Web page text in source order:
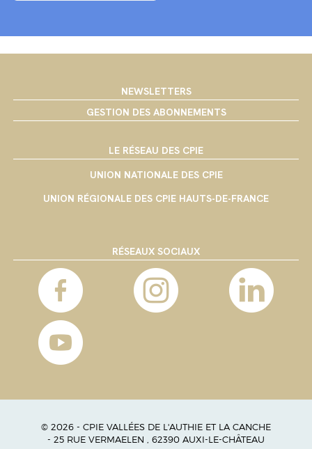
NEWSLETTERS
GESTION DES ABONNEMENTS
LE RÉSEAU DES CPIE
UNION NATIONALE DES CPIE
UNION RÉGIONALE DES CPIE HAUTS-DE-FRANCE
RÉSEAUX SOCIAUX
© 2026 - CPIE VALLÉES DE L'AUTHIE ET LA CANCHE
- 25 RUE VERMAELEN , 62390 AUXI-LE-CHÂTEAU